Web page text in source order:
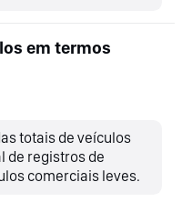
em termos
totais de veículos
de registros de
comerciais leves.